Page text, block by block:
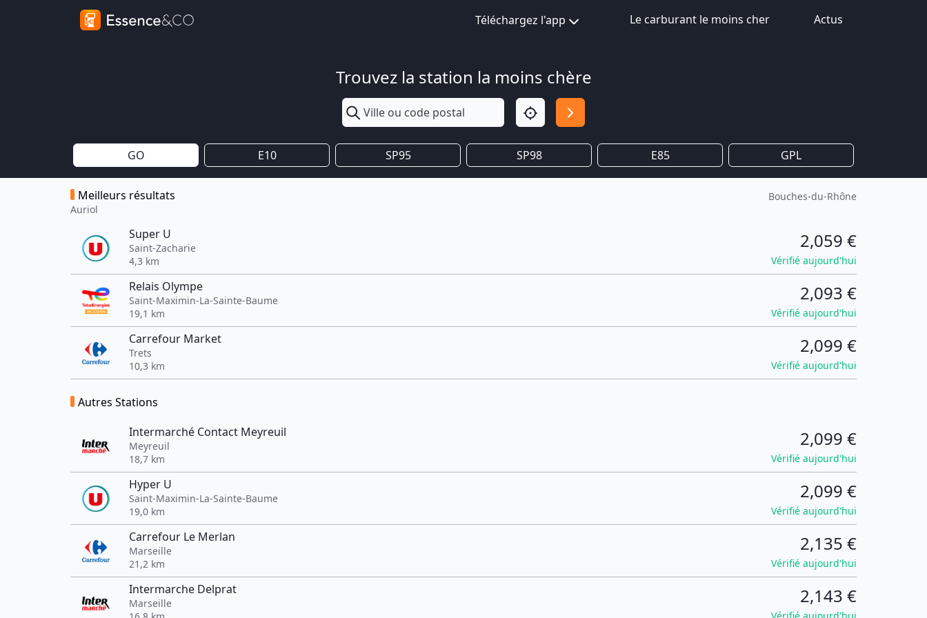
Téléchargez l'app Le carburant le moins cher Actus
Trouvez la station la moins chère
GO E10 SP95 SP98 E85 GPL
Meilleurs résultats
Auriol
Bouches-du-Rhône
Super U
Saint-Zacharie
4,3 km
2,059 €
Vérifié aujourd'hui
Relais Olympe
Saint-Maximin-La-Sainte-Baume
19,1 km
2,093 €
Vérifié aujourd'hui
Carrefour Market
Trets
10,3 km
2,099 €
Vérifié aujourd'hui
Autres Stations
Intermarché Contact Meyreuil
Meyreuil
18,7 km
2,099 €
Vérifié aujourd'hui
Hyper U
Saint-Maximin-La-Sainte-Baume
19,0 km
2,099 €
Vérifié aujourd'hui
Carrefour Le Merlan
Marseille
21,2 km
2,135 €
Vérifié aujourd'hui
Intermarche Delprat
Marseille
2,143 €